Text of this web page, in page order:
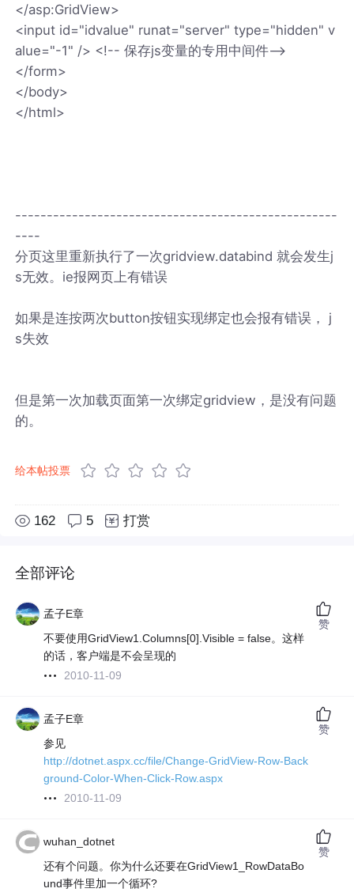
</asp:GridView>
<input id="idvalue" runat="server" type="hidden" v
alue="-1" /> <!-- 保存js变量的专用中间件-->
</form>
</body>
</html>
---------------------------------------------------
----
分页这里重新执行了一次gridview.databind 就会发生j
s无效。ie报网页上有错误
如果是连按两次button按钮实现绑定也会报有错误， j
s失效
但是第一次加载页面第一次绑定gridview，是没有问题
的。
给本帖投票
162 5 打赏
全部评论
孟子E章
不要使用GridView1.Columns[0].Visible = false。这样
的话，客户端是不会呈现的
2010-11-09
赞
孟子E章
参见
http://dotnet.aspx.cc/file/Change-GridView-Row-Back
ground-Color-When-Click-Row.aspx
2010-11-09
赞
wuhan_dotnet
还有个问题。你为什么还要在GridView1_RowDataBo
und事件里加一个循环?
赞